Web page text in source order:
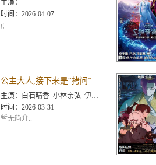
主演：
时间： 2026-04-07
g..
公主大人,接下来是“拷问”时间第二季
主演：
白石晴香 小林亲弘 伊藤静 永濑安奈 井上穗乃花 山根绮 茅野爱衣 日高里菜 中原麻衣 千本木彩花 富田美忧 福岛润 大塚芳忠 玄田哲章 田村睦心 田村由香里 杉田智和
时间： 2026-03-31
暂无简介..